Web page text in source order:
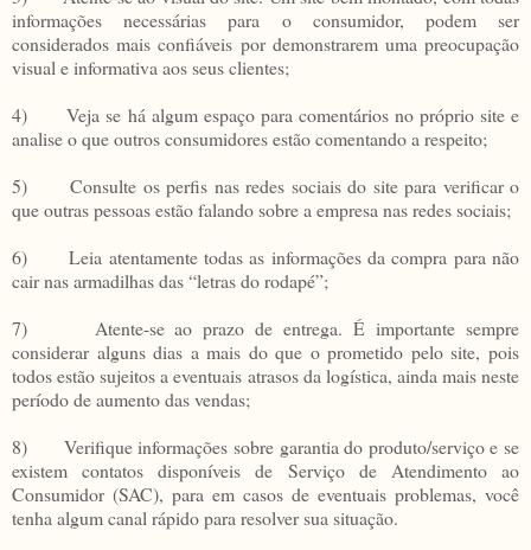
informações necessárias para o consumidor, podem ser
considerados mais confiáveis por demonstrarem uma preocupação
visual e informativa aos seus clientes;
4) Veja se há algum espaço para comentários no próprio site e
analise o que outros consumidores estão comentando a respeito;
5) Consulte os perfis nas redes sociais do site para verificar o
que outras pessoas estão falando sobre a empresa nas redes sociais;
6) Leia atentamente todas as informações da compra para não
cair nas armadilhas das “letras do rodapé”;
7) Atente-se ao prazo de entrega. É importante sempre
considerar alguns dias a mais do que o prometido pelo site, pois
todos estão sujeitos a eventuais atrasos da logística, ainda mais neste
período de aumento das vendas;
8) Verifique informações sobre garantia do produto/serviço e se
existem contatos disponíveis de Serviço de Atendimento ao
Consumidor (SAC), para em casos de eventuais problemas, você
tenha algum canal rápido para resolver sua situação.